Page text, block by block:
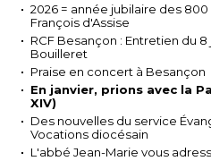
2026 = année jubilaire des
François d'Assise
RCF Besançon : Entretien du
Bouilleret
Praise en concert à Besançon
En janvier, prions avec la
XIV)
Des nouvelles du service
Vocations diocésain
L'abbé Jean-Marie vous